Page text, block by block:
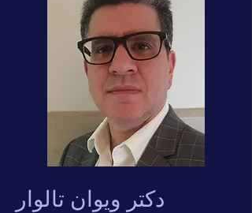
دکتر ویوان تالوار